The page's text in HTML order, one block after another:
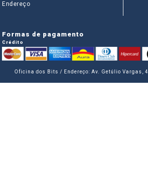
Endereço
Formas de pagamento
Crédito
Oficina dos Bits / Endereço: Av. Getúlio Vargas,